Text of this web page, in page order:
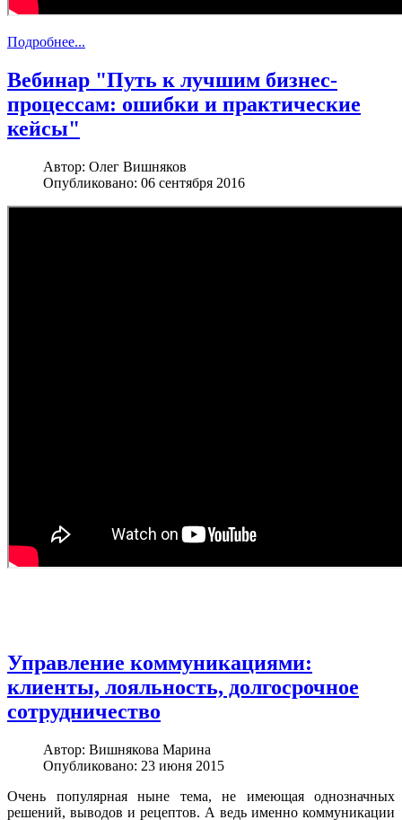
Подробнее...
Вебинар "Путь к лучшим бизнес-
процессам: ошибки и практические
кейсы"
Автор: Олег Вишняков
Опубликовано: 06 сентября 2016
Управление коммуникациями:
клиенты, лояльность, долгосрочное
сотрудничество
Автор: Вишнякова Марина
Опубликовано: 23 июня 2015
Очень популярная ныне тема, не имеющая однозначных
решений, выводов и рецептов. А ведь именно коммуникации